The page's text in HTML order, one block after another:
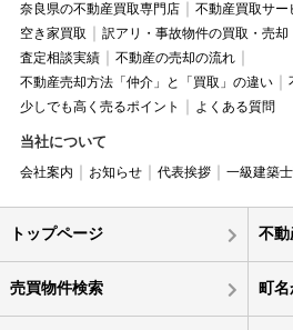
奈良県の不動産買取専門店 不動産買取サー
空き家買取
訳アリ・事故物件の買取・売却
査定相談実績
不動産の売却の流れ
不動産売却方法「仲介」と「買取」の違い
少しでも高く売るポイント
よくある質問
当社について
会社案内 お知らせ 代表挨拶 一級建築
トップページ 不動
売買物件検索 町名